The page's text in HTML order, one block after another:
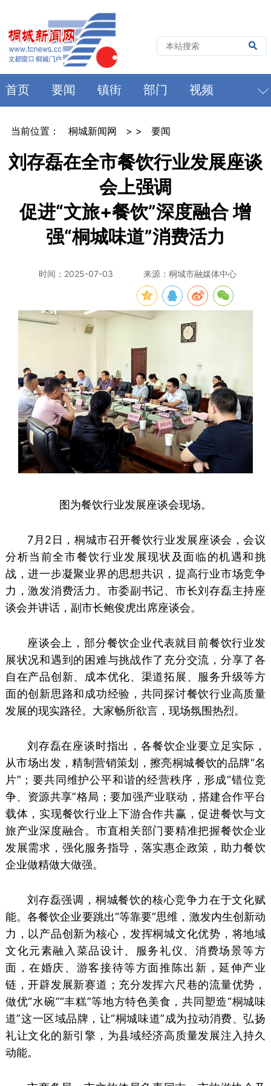
首页 要闻 镇街 部门 视频
当前位置： 桐城新闻网 > > 要闻
刘存磊在全市餐饮行业发展座谈
会上强调
促进“文旅+餐饮”深度融合 增
强“桐城味道”消费活力
时间：2025-07-03 来源：桐城市融媒体中心
图为餐饮行业发展座谈会现场。
7月2日，桐城市召开餐饮行业发展座谈会，会议
分析当前全市餐饮行业发展现状及面临的机遇和挑
战，进一步凝聚业界的思想共识，提高行业市场竞争
力，激发消费活力。市委副书记、市长刘存磊主持座
谈会并讲话，副市长鲍俊虎出席座谈会。
座谈会上，部分餐饮企业代表就目前餐饮行业发
展状况和遇到的困难与挑战作了充分交流，分享了各
自在产品创新、成本优化、渠道拓展、服务升级等方
面的创新思路和成功经验，共同探讨餐饮行业高质量
发展的现实路径。大家畅所欲言，现场氛围热烈。
刘存磊在座谈时指出，各餐饮企业要立足实际，
从市场出发，精制营销策划，擦亮桐城餐饮的品牌“名
片”；要共同维护公平和谐的经营秩序，形成“错位竞
争、资源共享”格局；要加强产业联动，搭建合作平台
载体，实现餐饮行业上下游合作共赢，促进餐饮与文
旅产业深度融合。市直相关部门要精准把握餐饮企业
发展需求，强化服务指导，落实惠企政策，助力餐饮
企业做精做大做强。
刘存磊强调，桐城餐饮的核心竞争力在于文化赋
能。各餐饮企业要跳出“等靠要”思维，激发内生创新动
力，以产品创新为核心，发挥桐城文化优势，将地域
文化元素融入菜品设计、服务礼仪、消费场景等方
面，在婚庆、游客接待等方面推陈出新，延伸产业
链，开辟发展新赛道；充分发挥六尺巷的流量优势，
做优“水碗”“丰糕”等地方特色美食，共同塑造“桐城味
道”这一区域品牌，让“桐城味道”成为拉动消费、弘扬
礼让文化的新引擎，为县域经济高质量发展注入持久
动能。